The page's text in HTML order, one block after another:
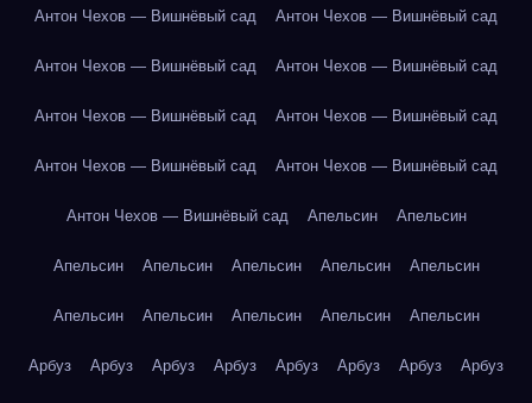
Антон Чехов — Вишнёвый сад Антон Чехов — Вишнёвый сад
Антон Чехов — Вишнёвый сад Антон Чехов — Вишнёвый сад
Антон Чехов — Вишнёвый сад Антон Чехов — Вишнёвый сад
Антон Чехов — Вишнёвый сад Антон Чехов — Вишнёвый сад
Антон Чехов — Вишнёвый сад Апельсин Апельсин
Апельсин Апельсин Апельсин Апельсин Апельсин
Апельсин Апельсин Апельсин Апельсин Апельсин
Арбуз Арбуз Арбуз Арбуз Арбуз Арбуз Арбуз Арбуз